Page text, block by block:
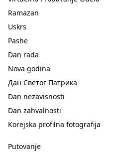
Ramazan
Uskrs
Pashe
Dan rada
Nova godina
Дан Светог Патрика
Dan nezavisnosti
Dan zahvalnosti
Korejska profilna fotografija
Putovanje